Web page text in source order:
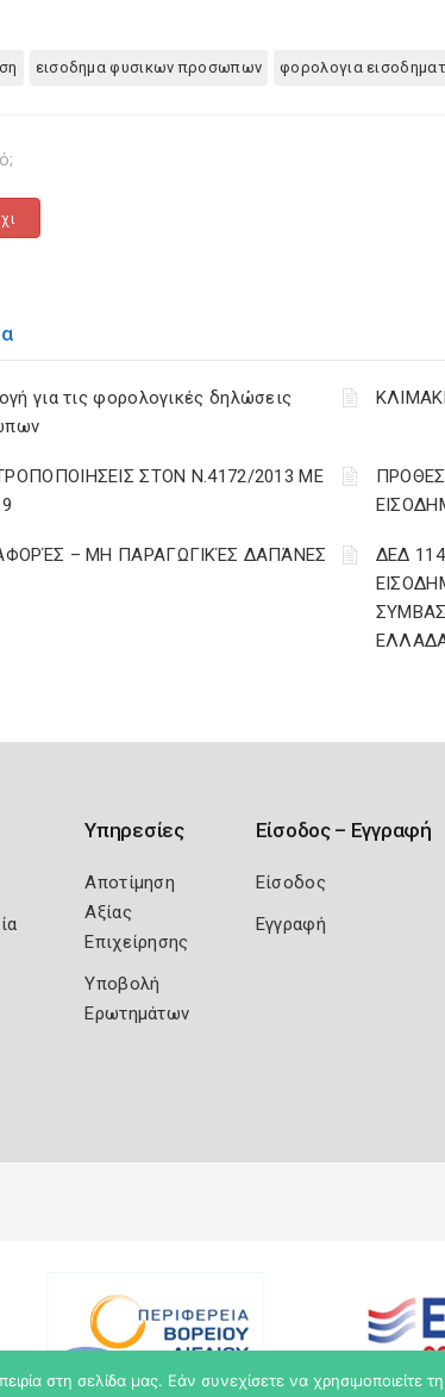
εισοδημα φυσικων προσωπων φορολογια
για τις φορολογικές δηλώσεις
ΣΤΟΝ Ν.4172/2013 ΜΕ
– ΜΗ ΠΑΡΑΓΩΓΙΚΈΣ ΔΑΠΆΝΕΣ
ΔΕΔ
Υπηρεσίες
Αποτίμηση
Αξίας
Επιχείρησης
Υποβολή
Ερωτημάτων
Είσοδος – Εγγραφή
Είσοδος
Εγγραφή
στη σελίδα μας. Εάν συνεχίσετε να χρησιμοποιείτε